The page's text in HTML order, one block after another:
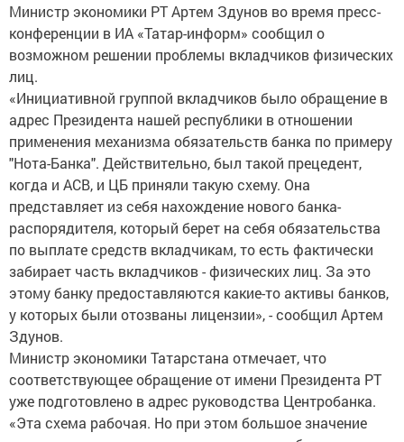
Министр экономики РТ Артем Здунов во время пресс-
конференции в ИА «Татар-информ» сообщил о
возможном решении проблемы вкладчиков физических
лиц.
«Инициативной группой вкладчиков было обращение в
адрес Президента нашей республики в отношении
применения механизма обязательств банка по примеру
"Нота-Банка". Действительно, был такой прецедент,
когда и АСВ, и ЦБ приняли такую схему. Она
представляет из себя нахождение нового банка-
распорядителя, который берет на себя обязательства
по выплате средств вкладчикам, то есть фактически
забирает часть вкладчиков - физических лиц. За это
этому банку предоставляются какие-то активы банков,
у которых были отозваны лицензии», - сообщил Артем
Здунов.
Министр экономики Татарстана отмечает, что
соответствующее обращение от имени Президента РТ
уже подготовлено в адрес руководства Центробанка.
«Эта схема рабочая. Но при этом большое значение